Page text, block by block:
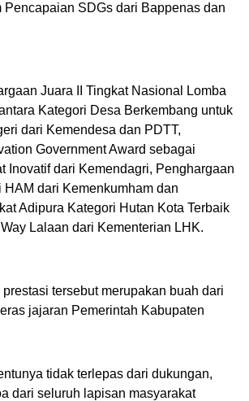
Pencapaian SDGs dari Bappenas dan
Juara II Tingkat Nasional Lomba
Kategori Desa Berkembang untuk
dari Kemendesa dan PDTT,
Government Award sebagai
Inovatif dari Kemendagri, Penghargaan
HAM dari Kemenkumham dan
Adipura Kategori Hutan Kota Terbaik
Lalaan dari Kementerian LHK.
tersebut merupakan buah dari
jajaran Pemerintah Kabupaten
tidak terlepas dari dukungan,
dari seluruh lapisan masyarakat